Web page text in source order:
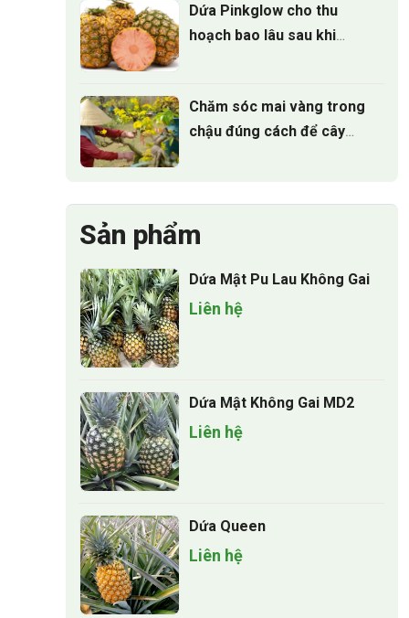
Dứa Pinkglow cho thu
hoạch bao lâu sau khi
Chăm sóc mai vàng trong
chậu đúng cách để cây
Sản phẩm
Dứa Mật Pu Lau Không Gai
Liên hệ
Dứa Mật Không Gai MD2
Liên hệ
Dứa Queen
Liên hệ